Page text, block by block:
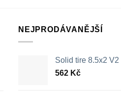
NEJPRODÁVANĚJŠÍ
Solid tire 8.5x2
562 Kč